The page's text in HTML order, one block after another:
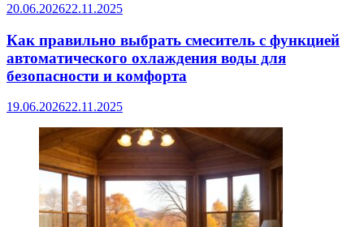
20.06.202622.11.2025
Как правильно выбрать смеситель с функцией
автоматического охлаждения воды для
безопасности и комфорта
19.06.202622.11.2025